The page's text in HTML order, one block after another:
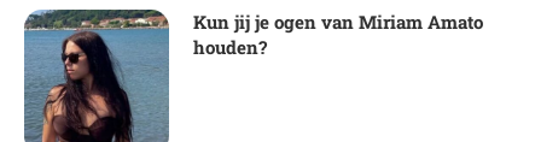
Kun jij je ogen van Miriam Amato
houden?